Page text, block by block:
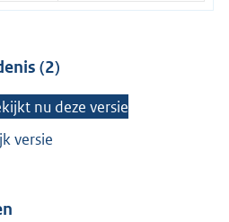
l
i
(2)
nu deze versie
versie